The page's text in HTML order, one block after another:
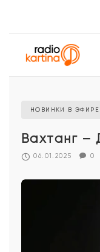
НОВИНКИ В ЭФИРЕ
Вахтанг –
06.01.2025 0